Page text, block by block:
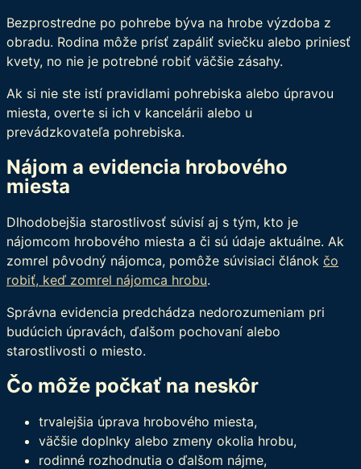
Bezprostredne po pohrebe býva na hrobe výzdoba z
obradu. Rodina môže prísť zapáliť sviečku alebo priniesť
kvety, no nie je potrebné robiť väčšie zásahy.
Ak si nie ste istí pravidlami pohrebiska alebo úpravou
miesta, overte si ich v kancelárii alebo u
prevádzkovateľa pohrebiska.
Nájom a evidencia hrobového
miesta
Dlhodobejšia starostlivosť súvisí aj s tým, kto je
nájomcom hrobového miesta a či sú údaje aktuálne. Ak
zomrel pôvodný nájomca, pomôže súvisiaci článok čo
robiť, keď zomrel nájomca hrobu.
Správna evidencia predchádza nedorozumeniam pri
budúcich úpravách, ďalšom pochovaní alebo
starostlivosti o miesto.
Čo môže počkať na neskôr
trvalejšia úprava hrobového miesta,
väčšie doplnky alebo zmeny okolia hrobu,
rodinné rozhodnutia o ďalšom nájme,